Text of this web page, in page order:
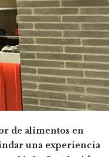
de alimentos en
una experiencia